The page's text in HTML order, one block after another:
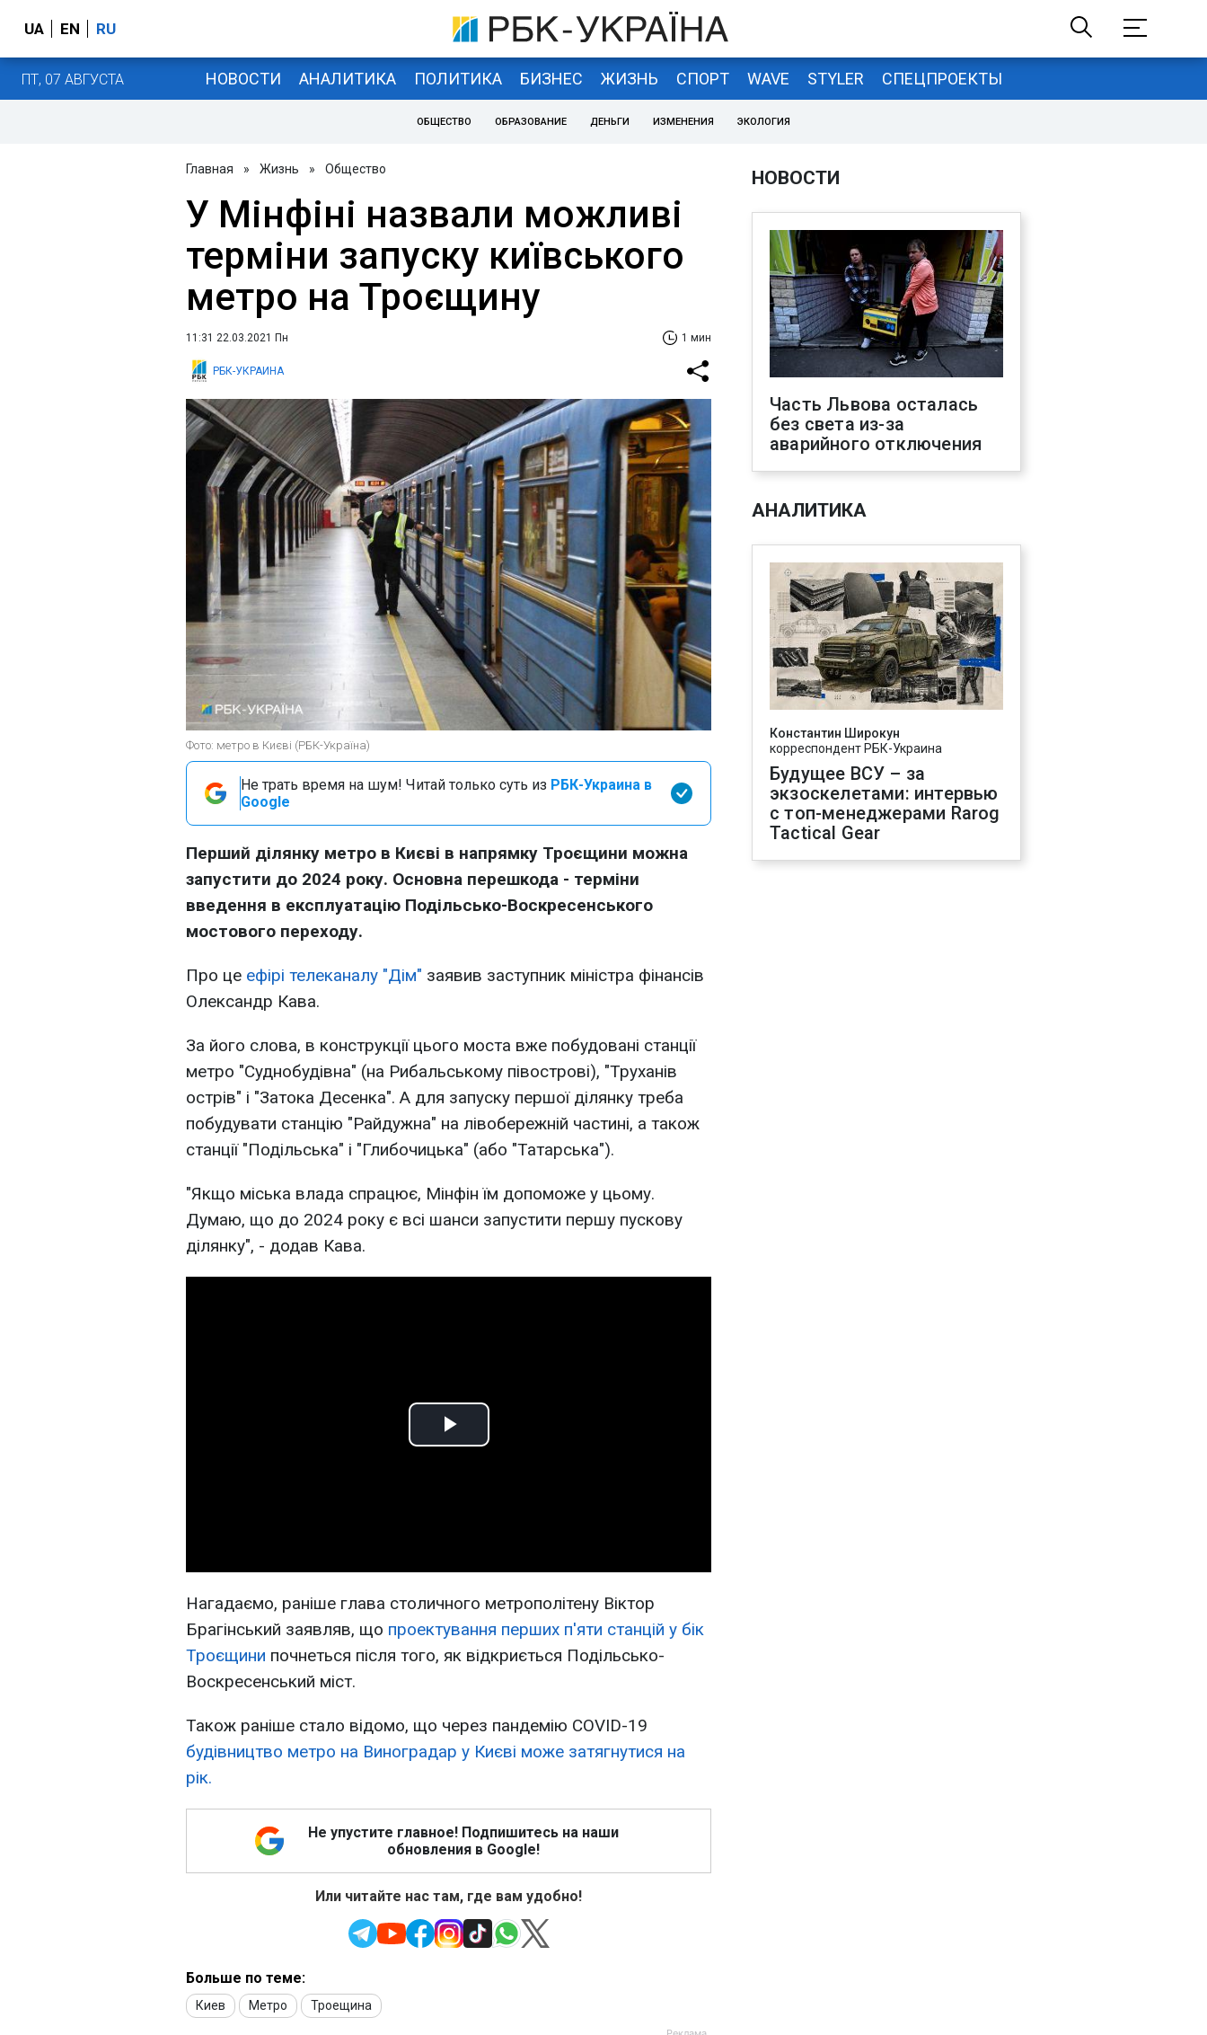
UA EN RU
ПТ, 07 АВГУСТА НОВОСТИ АНАЛИТИКА ПОЛИТИКА БИЗНЕС ЖИЗНЬ СПОРТ WAVE STYLER СПЕЦПРОЕКТЫ
ОБЩЕСТВО ОБРАЗОВАНИЕ ДЕНЬГИ ИЗМЕНЕНИЯ ЭКОЛОГИЯ
Главная » Жизнь » Общество
У Мінфіні назвали можливі
терміни запуску київського
метро на Троєщину
11:31 22.03.2021 Пн 1 мин
РБК-УКРАИНА
Фото: метро в Києві (РБК-Україна)
Не трать время на шум! Читай только суть из РБК-Украина в
Google
Перший ділянку метро в Києві в напрямку Троєщини можна
запустити до 2024 року. Основна перешкода - терміни
введення в експлуатацію Подільсько-Воскресенського
мостового переходу.
Про це ефірі телеканалу "Дім" заявив заступник міністра фінансів
Олександр Кава.
За його слова, в конструкції цього моста вже побудовані станції
метро "Суднобудівна" (на Рибальському півострові), "Труханів
острів" і "Затока Десенка". А для запуску першої ділянку треба
побудувати станцію "Райдужна" на лівобережній частині, а також
станції "Подільська" і "Глибочицька" (або "Татарська").
"Якщо міська влада спрацює, Мінфін їм допоможе у цьому.
Думаю, що до 2024 року є всі шанси запустити першу пускову
ділянку", - додав Кава.
Play
Нагадаємо, раніше глава столичного метрополітену Віктор
Брагінський заявляв, що проектування перших п'яти станцій у бік
Троєщини почнеться після того, як відкриється Подільсько-
Воскресенський міст.
Також раніше стало відомо, що через пандемію COVID-19
будівництво метро на Виноградар у Києві може затягнутися на
рік.
Не упустите главное! Подпишитесь на наши
обновления в Google!
Или читайте нас там, где вам удобно!
Больше по теме:
Киев Метро Троещина
НОВОСТИ
Часть Львова осталась
без света из-за
аварийного отключения
АНАЛИТИКА
Константин Широкун
корреспондент РБК-Украина
Будущее ВСУ – за
экзоскелетами: интервью
с топ-менеджерами Rarog
Tactical Gear